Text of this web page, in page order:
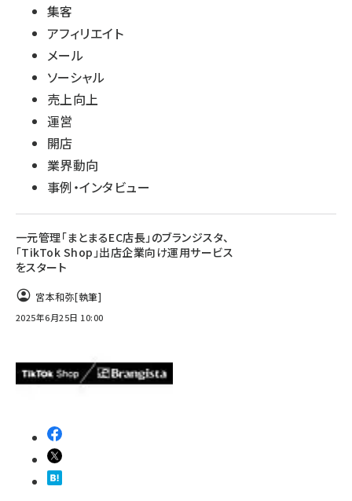
集客
アフィリエイト
メール
ソーシャル
売上向上
運営
開店
業界動向
事例・インタビュー
一元管理「まとまるEC店長」のブランジスタ、
「TikTok Shop」出店企業向け運用サービス
をスタート
宮本和弥[執筆]
2025年6月25日 10:00